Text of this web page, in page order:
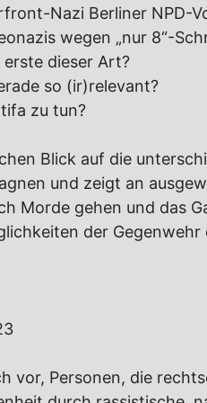
Nazi Berliner NPD-
wegen „nur 8“-
dieser Art?
so (ir)relevant?
zu tun?
Blick auf die
und zeigt an
Morde gehen und das
der Gegenwehr
vor, Personen, die